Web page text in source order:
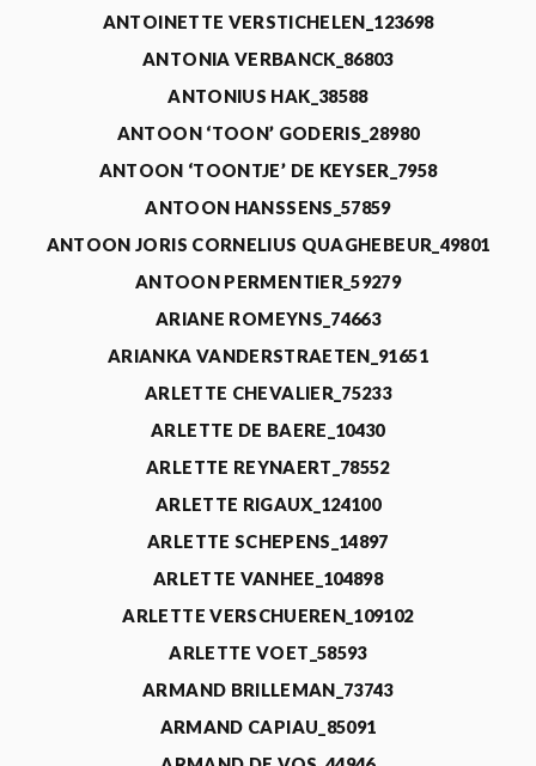
ANTOINETTE VERSTICHELEN_123698
ANTONIA VERBANCK_86803
ANTONIUS HAK_38588
ANTOON ‘TOON’ GODERIS_28980
ANTOON ‘TOONTJE’ DE KEYSER_7958
ANTOON HANSSENS_57859
ANTOON JORIS CORNELIUS QUAGHEBEUR_49801
ANTOON PERMENTIER_59279
ARIANE ROMEYNS_74663
ARIANKA VANDERSTRAETEN_91651
ARLETTE CHEVALIER_75233
ARLETTE DE BAERE_10430
ARLETTE REYNAERT_78552
ARLETTE RIGAUX_124100
ARLETTE SCHEPENS_14897
ARLETTE VANHEE_104898
ARLETTE VERSCHUEREN_109102
ARLETTE VOET_58593
ARMAND BRILLEMAN_73743
ARMAND CAPIAU_85091